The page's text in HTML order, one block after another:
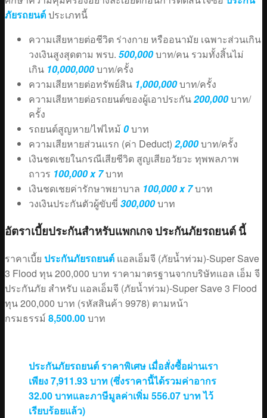
ภัยรถยนต์ ประเภทนี้
ความเสียหายต่อชีวิต ร่างกาย หรืออนามัย เฉพาะส่วนเกิน
วงเงินสูงสุดตาม พรบ. 500,000บาท/คน รวมทั้งสิ้นไม่
เกิน 10,000,000บาท/ครั้ง
ความเสียหายต่อทรัพย์สิน 1,000,000บาท/ครั้ง
ความเสียหายต่อรถยนต์ของผู้เอาประกัน200,000บาท/
ครั้ง
รถยนต์สูญหาย/ไฟไหม้ 0บาท
ความเสียหายส่วนแรก (ค่า Deduct) 2,000บาท/ครั้ง
เงินชดเชยในกรณีเสียชีวิต สูญเสียอวัยวะ ทุพพลภาพ
ถาวร 100,000 x 7บาท
เงินชดเชยค่ารักษาพยาบาล 100,000 x 7บาท
วงเงินประกันตัวผู้ขับขี่ 300,000บาท
อัตราเบี้ยประกันสำหรับแพกเกจ ประกันภัยรถยนต์ นี้
ราคาเบี้ย ประกันภัยรถยนต์ แอลเอ็มจี (ภัยน้ำท่วม)-Super Save
3 Flood ทุน 200,000 บาท ราคามาตรฐานจากบริษัทแอล เอ็ม จี
ประกันภัย สำหรับ แอลเอ็มจี (ภัยน้ำท่วม)-Super Save 3 Flood
ทุน 200,000 บาท (รหัสสินค้า 9978) ตามหน้า
กรมธรรม์ 8,500.00บาท
ประกันภัยรถยนต์ ราคาพิเศษ เมื่อสั่งซื้อผ่านเรา
เพียง 7,911.93 บาท (ซึ่งราคานี้ได้รวมค่าอากร
32.00 บาทและภาษีมูลค่าเพิ่ม 556.07 บาท ไว้
เรียบร้อยแล้ว)